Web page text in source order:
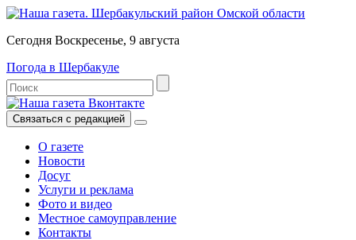
Сегодня Воскресенье, 9 августа
Погода в Шербакуле
Связаться с редакцией
О газете
Новости
Досуг
Услуги и реклама
Фото и видео
Местное самоуправление
Контакты